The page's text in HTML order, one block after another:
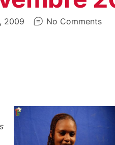
2009 No Comments